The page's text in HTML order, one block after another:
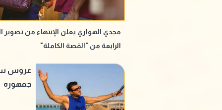
مجدي الهواري يعلن الإنتهاء من تصوير
الرابعة من "القصة الكاملة"
عروس
جمهوره